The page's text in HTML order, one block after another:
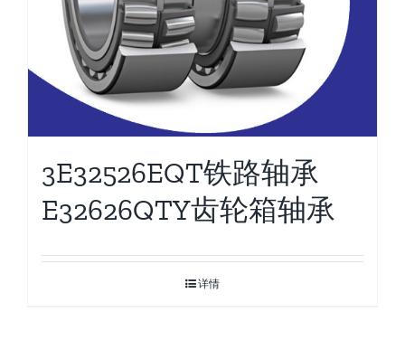
3E32526EQT铁路轴承
E32626QTY齿轮箱轴承
详情